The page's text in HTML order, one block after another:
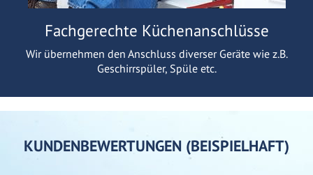
Fachgerechte Küchenanschlüsse
Wir übernehmen den Anschluss diverser Geräte wie z.B.
Geschirrspüler, Spüle etc.
KUNDENBEWERTUNGEN (BEISPIELHAFT)